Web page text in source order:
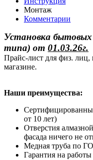
Монтаж
Комментарии
Установка
типа) от 01.03.26г.
Прайс-лист для физ.
магазине.
Наши преимущества:
от 10 лет)
Отверстия
фасада ничего не
Медная труба по
Гарантия на